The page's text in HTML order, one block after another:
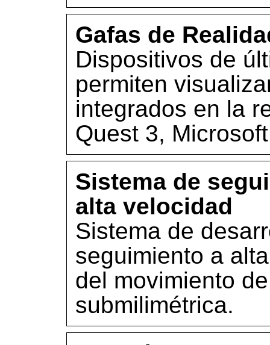
Gafas de
Dispositivos de
permiten
integrados en la
Quest 3,
Sistema de
alta velocidad
Sistema de
seguimiento a
del movimiento
submilimétrica.